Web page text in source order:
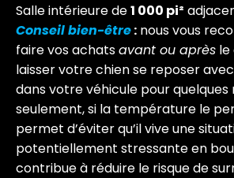
Salle intérieure de1 000 pi²
Conseil bien-être: nous vous
faire vos achatsavant ou après le
laisser votre chien se reposer
dans votre véhicule pour quelques
seulement, si la température le
permet d’éviter qu’il vive une
potentiellement stressante en
contribue à réduire le risque de